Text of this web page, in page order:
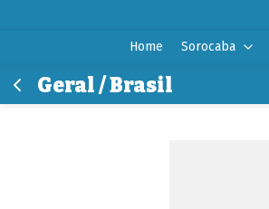
Home Sorocaba
Geral / Brasil